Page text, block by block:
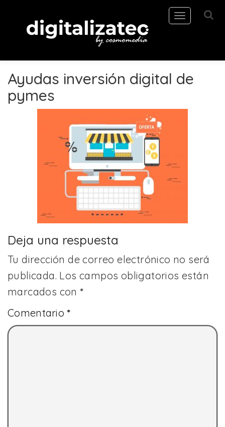
Toggle
navigation
Ayudas inversión digital de
pymes
Deja una respuesta
Tu dirección de correo electrónico no será
publicada. Los campos obligatorios están
marcados con*
Comentario*